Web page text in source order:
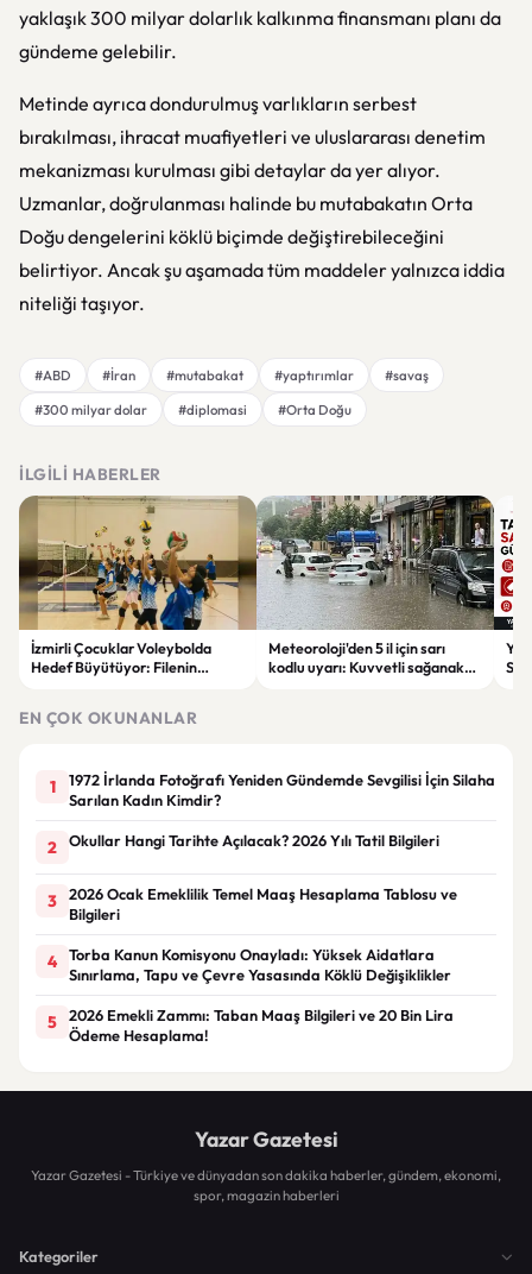
yaklaşık 300 milyar dolarlık kalkınma finansmanı planı da
gündeme gelebilir.
Metinde ayrıca dondurulmuş varlıkların serbest
bırakılması, ihracat muafiyetleri ve uluslararası denetim
mekanizması kurulması gibi detaylar da yer alıyor.
Uzmanlar, doğrulanması halinde bu mutabakatın Orta
Doğu dengelerini köklü biçimde değiştirebileceğini
belirtiyor. Ancak şu aşamada tüm maddeler yalnızca iddia
niteliği taşıyor.
#ABD #İran #mutabakat #yaptırımlar
#savaş
#300 milyar dolar
#diplomasi #Orta Doğu
İLGILI HABERLER
İzmirli Çocuklar Voleybolda
Hedef Büyütüyor: Filenin
Meteoroloji'den 5 il için sarı
kodlu uyarı: Kuvvetli sağanak
EN ÇOK OKUNANLAR
1
1972 İrlanda Fotoğrafı Yeniden Gündemde Sevgilisi İçin Silaha
Sarılan Kadın Kimdir?
2 Okullar Hangi Tarihte Açılacak? 2026 Yılı Tatil Bilgileri
3
2026 Ocak Emeklilik Temel Maaş Hesaplama Tablosu ve
Bilgileri
4
Torba Kanun Komisyonu Onayladı: Yüksek Aidatlara
Sınırlama, Tapu ve Çevre Yasasında Köklü Değişiklikler
5
2026 Emekli Zammı: Taban Maaş Bilgileri ve 20 Bin Lira
Ödeme Hesaplama!
Yazar Gazetesi
Yazar Gazetesi - Türkiye ve dünyadan son dakika haberler, gündem, ekonomi,
spor, magazin haberleri
Kategoriler